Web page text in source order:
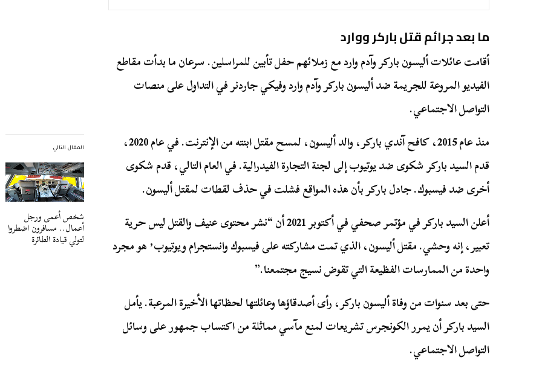
المقال التالي
شخص أعمى ورجل
أعمال.. مسافرون اضطروا
لتولي قيادة الطائرة
ما بعد جرائم قتل باركر ووارد
أقامت عائلات أليسون باركر وآدم وارد مع زملائهم حفل تأبين للمراسلين. سرعان ما بدأت مقاطع
الفيديو المروعة للجريمة ضد أليسون باركر وآدم وارد وفيكي جاردنر في التداول على منصات
التواصل الاجتماعي.
منذ عام 2015، كافح آندي باركر، والد أليسون، لمسح مقتل ابنته من الإنترنت. في عام 2020،
قدم السيد باركر شكوى ضد يوتيوب إلى لجنة التجارة الفيدرالية. في العام التالي، قدم شكوى
أخرى ضد فيسبوك. جادل باركر بأن هذه المواقع فشلت في حذف لقطات لمقتل أليسون.
أعلن السيد باركر في مؤتمر صحفي في أكتوبر 2021 أن “نشر محتوى عنيف والقتل ليس حرية
تعبير، إنه وحشي. مقتل أليسون، الذي تمت مشاركته على فيسبوك وانستجرام ويوتيوب٬ هو مجرد
واحدة من الممارسات الفظيعة التي تقوض نسيج مجتمعنا.”
حتى بعد سنوات من وفاة أليسون باركر، رأى أصدقاؤها وعائلتها لحظاتها الأخيرة المرعبة. يأمل
السيد باركر أن يمرر الكونجرس تشريعات لمنع مآسي مماثلة من اكتساب جمهور على وسائل
التواصل الاجتماعي.